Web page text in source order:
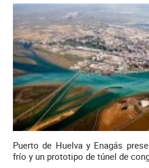
Puerto de Huelva y Enagás
frío y un prototipo de túnel de